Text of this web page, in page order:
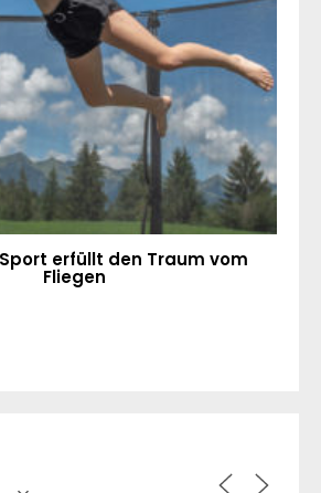
erfüllt den Traum vom
Fliegen